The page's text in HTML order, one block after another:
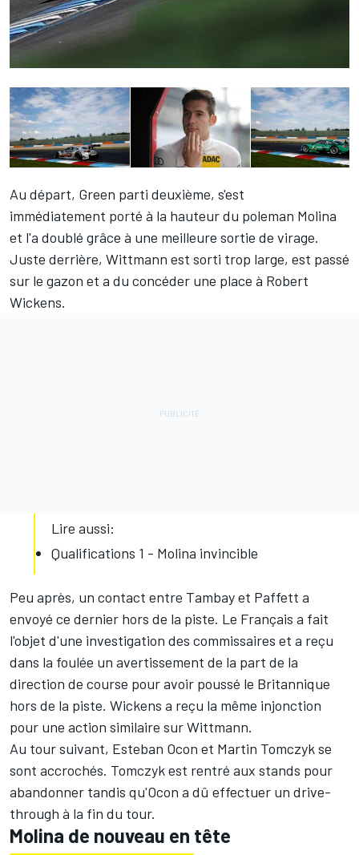
Au départ, Green parti deuxième, s'est
immédiatement porté à la hauteur du poleman Molina
et l'a doublé grâce à une meilleure sortie de virage.
Juste derrière, Wittmann est sorti trop large, est passé
sur le gazon et a du concéder une place à Robert
Wickens.
Lire aussi:
Qualifications 1 - Molina invincible
Peu après, un contact entre Tambay et Paffett a
envoyé ce dernier hors de la piste. Le Français a fait
l'objet d'une investigation des commissaires et a reçu
dans la foulée un avertissement de la part de la
direction de course pour avoir poussé le Britannique
hors de la piste. Wickens a reçu la même injonction
pour une action similaire sur Wittmann.
Au tour suivant, Esteban Ocon et Martin Tomczyk se
sont accrochés. Tomczyk est rentré aux stands pour
abandonner tandis qu'Ocon a dû effectuer un drive-
through à la fin du tour.
Molina de nouveau en tête